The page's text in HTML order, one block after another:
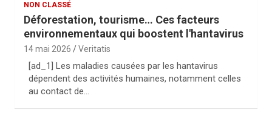
NON CLASSÉ
Déforestation, tourisme… Ces facteurs
environnementaux qui boostent l'hantavirus
14 mai 2026 Veritatis
[ad_1] Les maladies causées par les hantavirus
dépendent des activités humaines, notamment celles
au contact de…